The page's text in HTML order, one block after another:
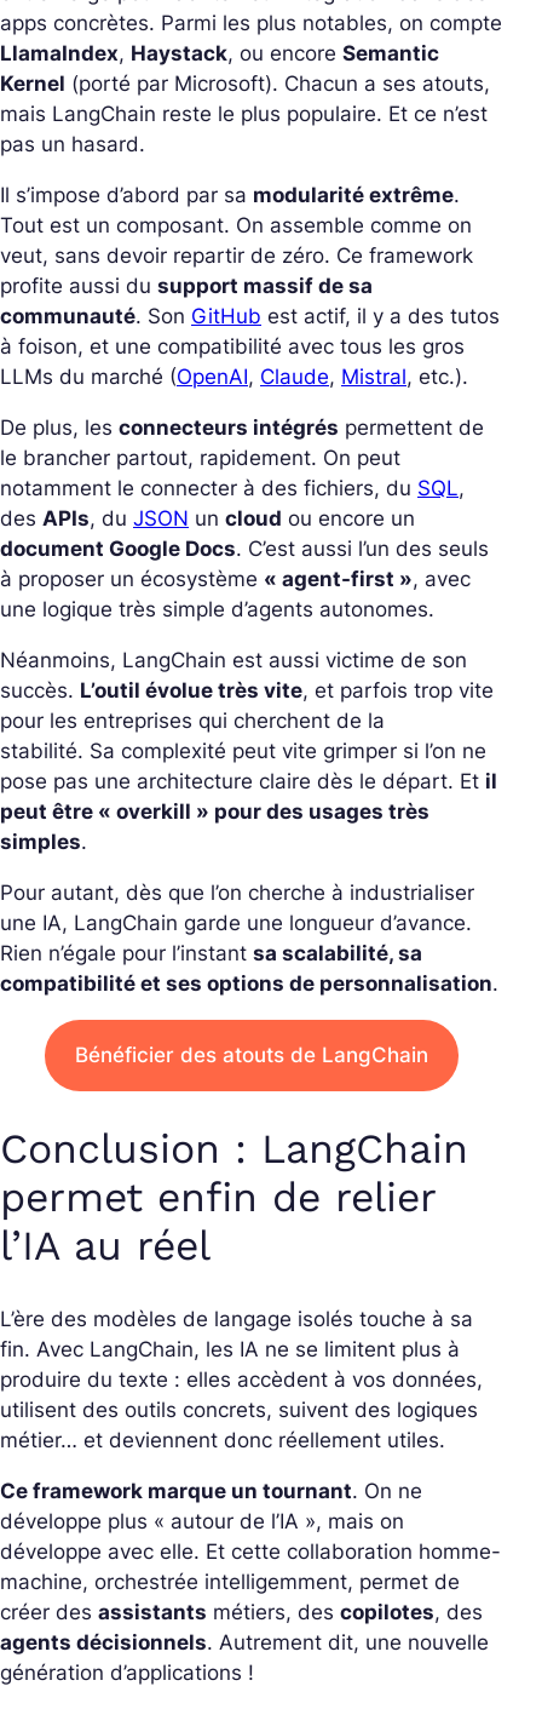
apps concrètes. Parmi les plus notables, on compte
LlamaIndex, Haystack, ou encore Semantic
Kernel (porté par Microsoft). Chacun a ses atouts,
mais LangChain reste le plus populaire. Et ce n’est
pas un hasard.
Il s’impose d’abord par sa modularité extrême.
Tout est un composant. On assemble comme on
veut, sans devoir repartir de zéro. Ce framework
profite aussi du support massif de sa
communauté. Son GitHub est actif, il y a des tutos
à foison, et une compatibilité avec tous les gros
LLMs du marché (OpenAI, Claude, Mistral, etc.).
De plus, les connecteurs intégrés permettent de
le brancher partout, rapidement. On peut
notamment le connecter à des fichiers, du SQL,
des APIs, du JSON un cloud ou encore un
document Google Docs. C’est aussi l’un des seuls
à proposer un écosystème « agent-first », avec
une logique très simple d’agents autonomes.
Néanmoins, LangChain est aussi victime de son
succès. L’outil évolue très vite, et parfois trop vite
pour les entreprises qui cherchent de la
stabilité. Sa complexité peut vite grimper si l’on ne
pose pas une architecture claire dès le départ. Et il
peut être « overkill » pour des usages très
simples.
Pour autant, dès que l’on cherche à industrialiser
une IA, LangChain garde une longueur d’avance.
Rien n’égale pour l’instant sa scalabilité, sa
compatibilité et ses options de personnalisation.
Bénéficier des atouts de LangChain
Conclusion : LangChain
permet enfin de relier
l’IA au réel
L’ère des modèles de langage isolés touche à sa
fin. Avec LangChain, les IA ne se limitent plus à
produire du texte : elles accèdent à vos données,
utilisent des outils concrets, suivent des logiques
métier… et deviennent donc réellement utiles.
Ce framework marque un tournant. On ne
développe plus « autour de l’IA », mais on
développe avec elle. Et cette collaboration homme-
machine, orchestrée intelligemment, permet de
créer des assistants métiers, des copilotes, des
agents décisionnels. Autrement dit, une nouvelle
génération d’applications !